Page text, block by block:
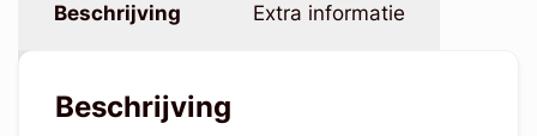
Beschrijving Extra informatie
Beschrijving